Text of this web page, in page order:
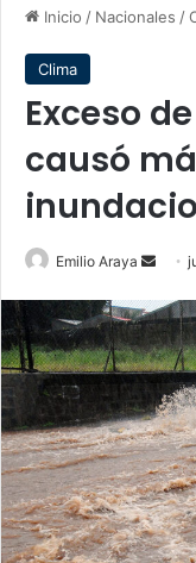
Inicio / Nacionales /
Clima
Exceso
causó
Emilio Araya
Send
email